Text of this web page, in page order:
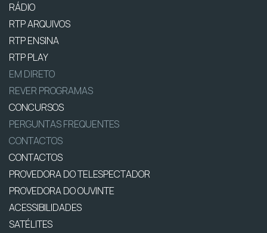
RÁDIO
RTP ARQUIVOS
RTP ENSINA
RTP PLAY
EM DIRETO
REVER PROGRAMAS
CONCURSOS
PERGUNTAS FREQUENTES
CONTACTOS
CONTACTOS
PROVEDORA DO TELESPECTADOR
PROVEDORA DO OUVINTE
ACESSIBILIDADES
SATÉLITES